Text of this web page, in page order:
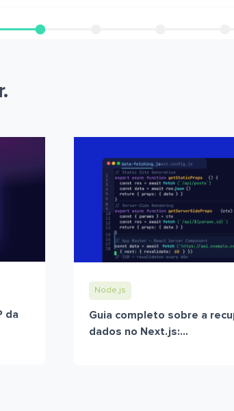
da
Node.js
Guia completo sobre a
dados no Next.js:...